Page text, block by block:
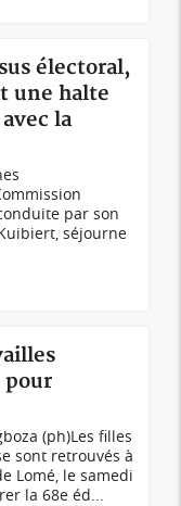
électoral,
une halte
la
par son
séjourne
pour
(ph)Les filles
sont retrouvés à
Lomé, le samedi
la 68e éd...